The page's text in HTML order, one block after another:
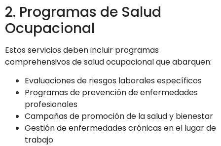
2. Programas de Salud
Ocupacional
Estos servicios deben incluir programas
comprehensivos de salud ocupacional que abarquen:
Evaluaciones de riesgos laborales específicos
Programas de prevención de enfermedades
profesionales
Campañas de promoción de la salud y bienestar
Gestión de enfermedades crónicas en el lugar de
trabajo